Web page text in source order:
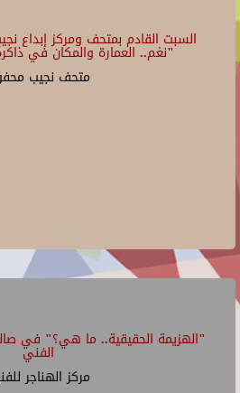
السبت القادم بمتحف ومركز إبداع
"نغم.. العمارة والمكان في
متحف نجيب
"الهزيمة الحقيقية.. ما هي؟" في
الفني
مركز الهناجر